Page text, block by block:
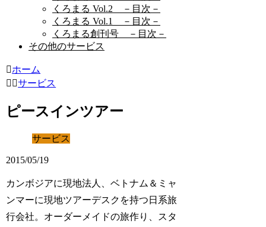
くろまる Vol.2 －目次－
くろまる Vol.1 －目次－
くろまる創刊号 －目次－
その他のサービス
ホーム
サービス
ピースインツアー
サービス
2015/05/19
カンボジアに現地法人、ベトナム＆ミャ
ンマーに現地ツアーデスクを持つ日系旅
行会社。オーダーメイドの旅作り、スタ